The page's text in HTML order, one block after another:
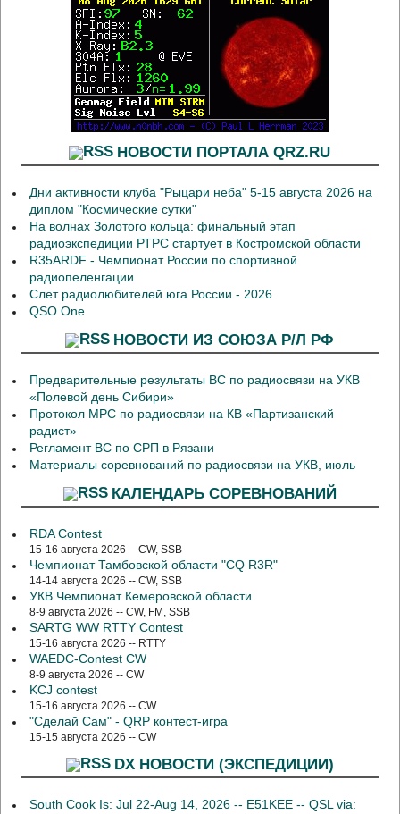
НОВОСТИ ПОРТАЛА QRZ.RU
Дни активности клуба "Рыцари неба" 5-15 августа 2026 на
диплом "Космические сутки"
На волнах Золотого кольца: финальный этап
радиоэкспедиции РТРС стартует в Костромской области
R35ARDF - Чемпионат России по спортивной
радиопеленгации
Слет радиолюбителей юга России - 2026
QSO One
НОВОСТИ ИЗ СОЮЗА Р/Л РФ
Предварительные результаты ВС по радиосвязи на УКВ
«Полевой день Сибири»
Протокол МРС по радиосвязи на КВ «Партизанский
радист»
Регламент ВС по СРП в Рязани
Материалы соревнований по радиосвязи на УКВ, июль
КАЛЕНДАРЬ СОРЕВНОВАНИЙ
RDA Contest
15-16 августа 2026 -- CW, SSB
Чемпионат Тамбовской области "CQ R3R"
14-14 августа 2026 -- CW, SSB
УКВ Чемпионат Кемеровской области
8-9 августа 2026 -- CW, FM, SSB
SARTG WW RTTY Contest
15-16 августа 2026 -- RTTY
WAEDC-Contest CW
8-9 августа 2026 -- CW
KCJ contest
15-16 августа 2026 -- CW
"Сделай Сам" - QRP контест-игра
15-15 августа 2026 -- CW
DX НОВОСТИ (ЭКСПЕДИЦИИ)
South Cook Is: Jul 22-Aug 14, 2026 -- E51KEE -- QSL via: